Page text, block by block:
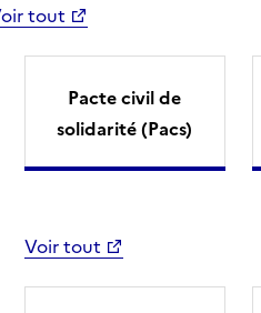
tout
Pacte civil de
solidarité (Pacs)
Voir tout